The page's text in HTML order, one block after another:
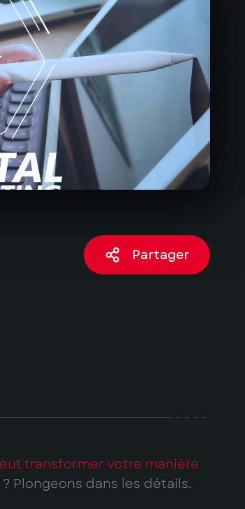
Partager
transformer votre manière
Plongeons dans les détails.